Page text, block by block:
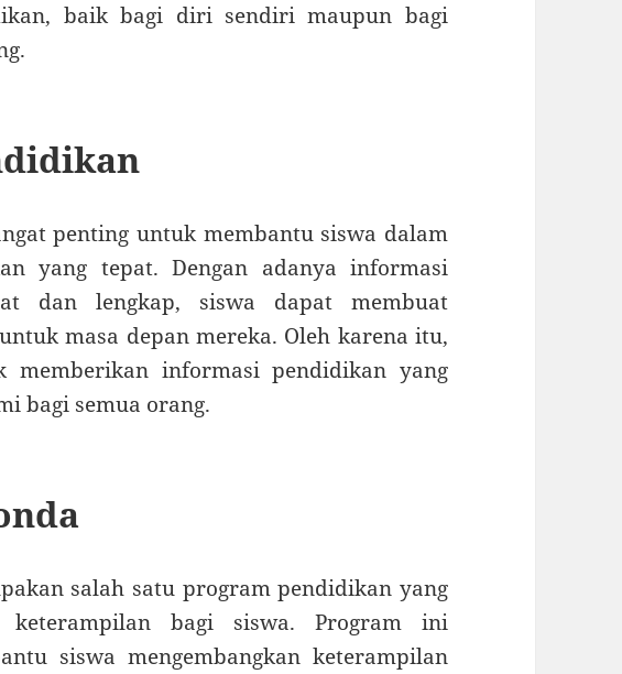
baik bagi diri sendiri maupun bagi
penting untuk membantu siswa dalam
yang tepat. Dengan adanya informasi
dan lengkap, siswa dapat membuat
masa depan mereka. Oleh karena itu,
informasi pendidikan yang
bagi semua orang.
salah satu program pendidikan yang
keterampilan bagi siswa. Program ini
siswa mengembangkan keterampilan